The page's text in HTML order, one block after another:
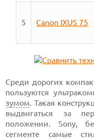
5 Canon IXUS 75
Среди дорогих
пользуются
зумом. Такая
выдвигаться за
положении. Sony,
сегменте самые